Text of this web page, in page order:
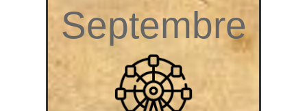
Septembre